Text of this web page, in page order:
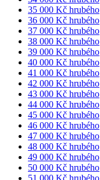
35 000 Kč hrubého
36 000 Kč hrubého
37 000 Kč hrubého
38 000 Kč hrubého
39 000 Kč hrubého
40 000 Kč hrubého
41 000 Kč hrubého
42 000 Kč hrubého
43 000 Kč hrubého
44 000 Kč hrubého
45 000 Kč hrubého
46 000 Kč hrubého
47 000 Kč hrubého
48 000 Kč hrubého
49 000 Kč hrubého
50 000 Kč hrubého